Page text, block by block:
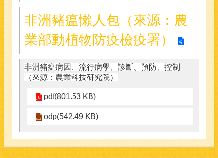
非洲豬瘟懶人包（來源：農
業部動植物防疫檢疫署）
非洲豬瘟病因、流行病學、診斷、預防、控制
（來源：農業科技研究院）
pdf(801.53 KB)
odp(542.49 KB)